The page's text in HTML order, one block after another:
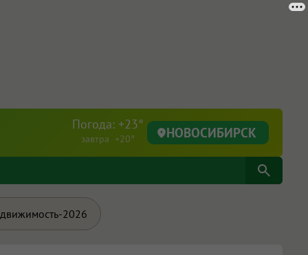
Погода: +23°
завтра +20° НОВОСИБИРСК
2026